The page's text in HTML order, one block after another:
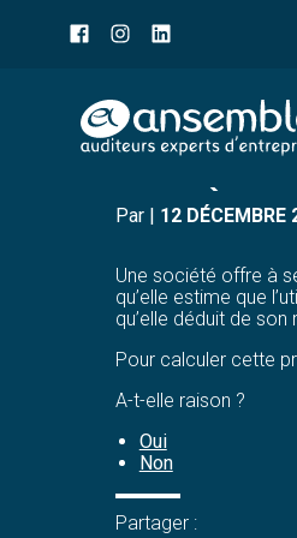
Aller
au
Par | 12 DÉCEMBRE
Une société offre à
qu’elle estime que
qu’elle déduit de
Pour calculer cette
A-t-elle raison ?
Oui
Non
Partager :